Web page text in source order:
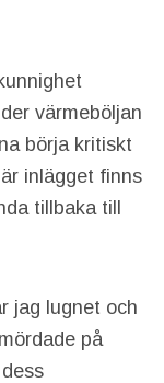
värmeböljan
börja kritiskt
inlägget finns
tillbaka till
jag lugnet och
på